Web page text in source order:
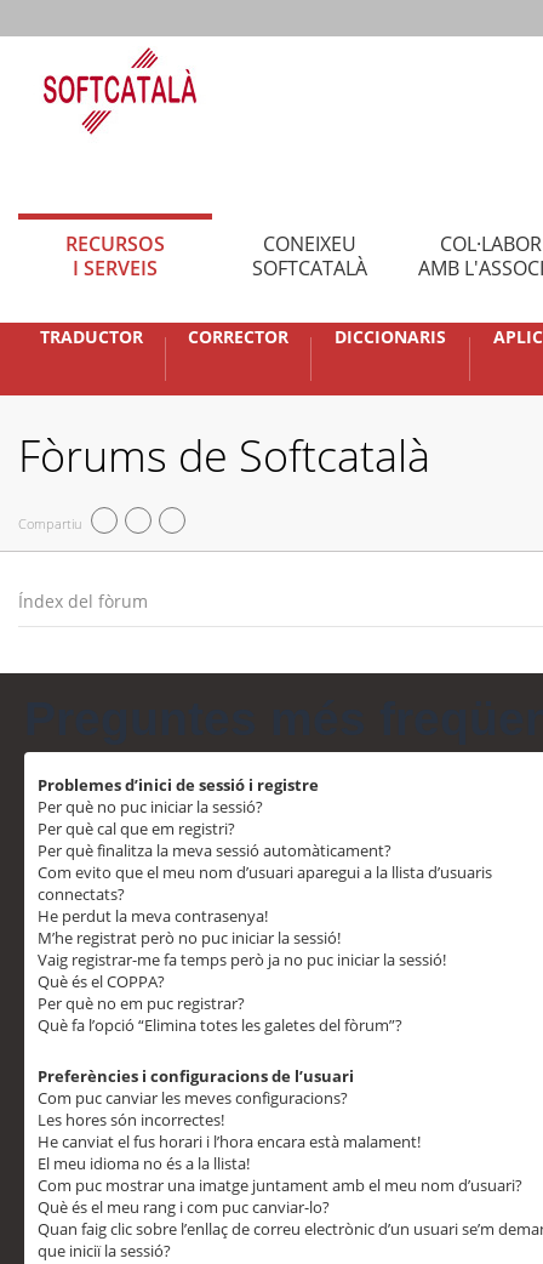
RECURSOS
I SERVEIS
CONEIXEU
SOFTCATALÀ
AMB
TRADUCTOR CORRECTOR DICCIONARIS
Fòrums de Softcatalà
Compartiu
Índex del fòrum
Problemes d’inici de sessió i registre
Per què no puc iniciar la sessió?
Per què cal que em registri?
Per què finalitza la meva sessió automàticament?
Com evito que el meu nom d’usuari aparegui a la llista d’usuaris
connectats?
He perdut la meva contrasenya!
M’he registrat però no puc iniciar la sessió!
Vaig registrar-me fa temps però ja no puc iniciar la sessió!
Què és el COPPA?
Per què no em puc registrar?
Què fa l’opció “Elimina totes les galetes del fòrum”?
Preferències i configuracions de l’usuari
Com puc canviar les meves configuracions?
Les hores són incorrectes!
He canviat el fus horari i l’hora encara està malament!
El meu idioma no és a la llista!
Com puc mostrar una imatge juntament amb el meu nom d’usuari?
Què és el meu rang i com puc canviar-lo?
Quan faig clic sobre l’enllaç de correu electrònic d’un usuari se’m
que iniciï la sessió?